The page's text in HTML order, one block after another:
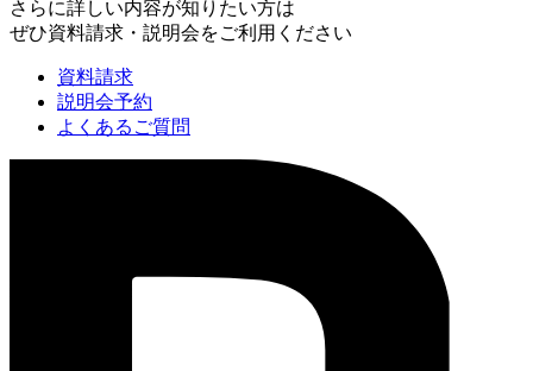
さらに詳しい内容が知りたい方は
ぜひ資料請求・説明会をご利用ください
資料請求
説明会予約
よくあるご質問